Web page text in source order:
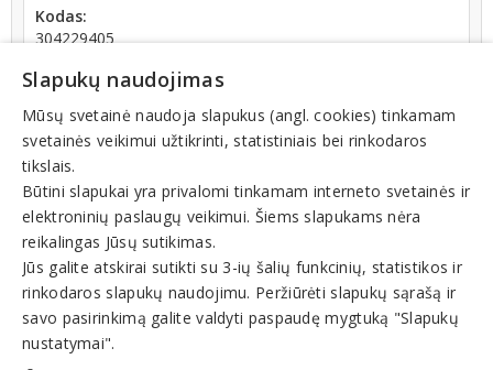
Kodas:
304229405
Registracijos data:
2016-04-18
Apyvarta:
0 € (2025 m.)
Veiklos sritys
Statybos, renovacijos darbai, statybos firmos
Apdailos darbai
Slapukų naudojimas
Mūsų svetainė naudoja slapukus (angl. cookies) tinkamam
svetainės veikimui užtikrinti, statistiniais bei rinkodaros
tikslais.
Būtini slapukai yra privalomi tinkamam interneto svetainės ir
elektroninių paslaugų veikimui. Šiems slapukams nėra
reikalingas Jūsų sutikimas.
Jūs galite atskirai sutikti su 3-ių šalių funkcinių, statistikos ir
rinkodaros slapukų naudojimu. Peržiūrėti slapukų sąrašą ir
savo pasirinkimą galite valdyti paspaudę mygtuką "Slapukų
nustatymai".